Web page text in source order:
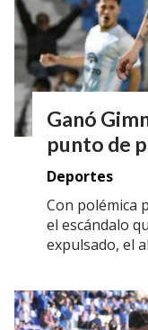
Ganó
punto de
Deportes
Con polémica
el escándalo
expulsado, el